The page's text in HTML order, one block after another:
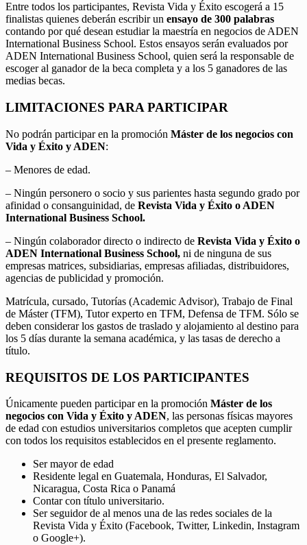
Entre todos los participantes, Revista Vida y Éxito escogerá a 15
finalistas quienes deberán escribir un ensayo de 300 palabras
contando por qué desean estudiar la maestría en negocios de ADEN
International Business School. Estos ensayos serán evaluados por
ADEN International Business School, quien será la responsable de
escoger al ganador de la beca completa y a los 5 ganadores de las
medias becas.
LIMITACIONES PARA PARTICIPAR
No podrán participar en la promoción Máster de los negocios con
Vida y Éxito y ADEN:
– Menores de edad.
– Ningún personero o socio y sus parientes hasta segundo grado por
afinidad o consanguinidad, de Revista Vida y Éxito o ADEN
International Business School.
– Ningún colaborador directo o indirecto de Revista Vida y Éxito o
ADEN International Business School, ni de ninguna de sus
empresas matrices, subsidiarias, empresas afiliadas, distribuidores,
agencias de publicidad y promoción.
Matrícula, cursado, Tutorías (Academic Advisor), Trabajo de Final
de Máster (TFM), Tutor experto en TFM, Defensa de TFM. Sólo se
deben considerar los gastos de traslado y alojamiento al destino para
los 5 días durante la semana académica, y las tasas de derecho a
título.
REQUISITOS DE LOS PARTICIPANTES
Únicamente pueden participar en la promoción Máster de los
negocios con Vida y Éxito y ADEN, las personas físicas mayores
de edad con estudios universitarios completos que acepten cumplir
con todos los requisitos establecidos en el presente reglamento.
Ser mayor de edad
Residente legal en Guatemala, Honduras, El Salvador,
Nicaragua, Costa Rica o Panamá
Contar con título universitario.
Ser seguidor de al menos una de las redes sociales de la
Revista Vida y Éxito (Facebook, Twitter, Linkedin, Instagram
o Google+).